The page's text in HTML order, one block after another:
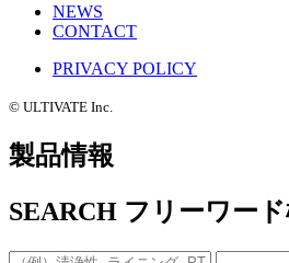
NEWS
CONTACT
PRIVACY POLICY
©️ ULTIVATE Inc.
製品情報
SEARCH フリーワー